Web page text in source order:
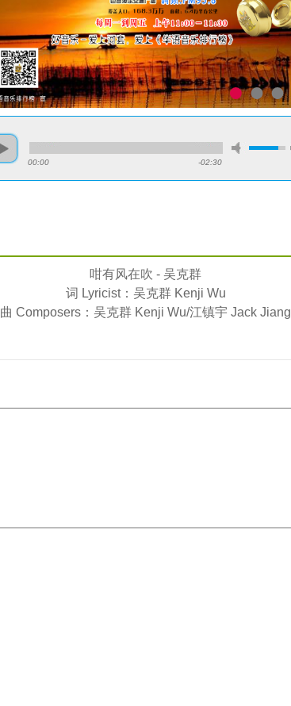
00:00 -02:30
咁有风在吹 - 吴克群
词 Lyricist：吴克群 Kenji Wu
曲 Composers：吴克群 Kenji Wu/江镇宇 Jack Jiang